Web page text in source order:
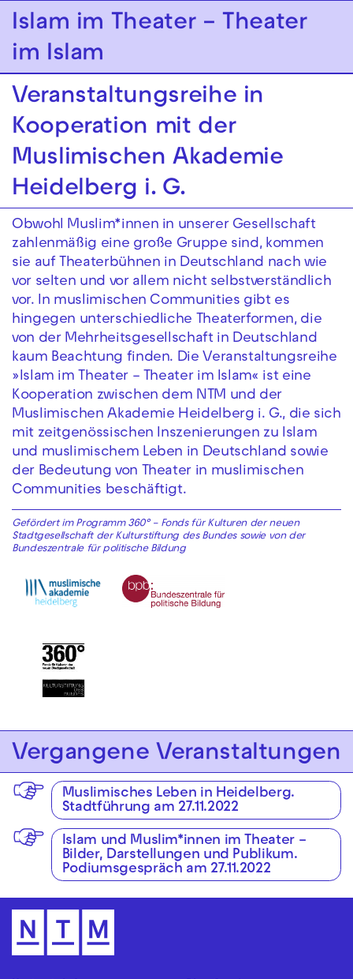
Zur Hauptnavigation springen
Zum Hauptinhalt springen
Islam im Theater – Theater
im Islam
Veranstaltungsreihe in
Kooperation mit der
Muslimischen Akademie
Heidelberg i. G.
Obwohl Muslim*innen in unserer Gesellschaft
zahlenmäßig eine große Gruppe sind, kommen
sie auf Theaterbühnen in Deutschland nach wie
vor selten und vor allem nicht selbstverständlich
vor. In muslimischen Communities gibt es
hingegen unterschiedliche Theaterformen, die
von der Mehrheitsgesellschaft in Deutschland
kaum Beachtung finden. Die Veranstaltungsreihe
»Islam im Theater – Theater im Islam« ist eine
Kooperation zwischen dem NTM und der
Muslimischen Akademie Heidelberg i. G., die sich
mit zeitgenössischen Inszenierungen zu Islam
und muslimischem Leben in Deutschland sowie
der Bedeutung von Theater in muslimischen
Communities beschäftigt.
Gefördert im Programm 360° – Fonds für Kulturen der neuen
Stadtgesellschaft der Kulturstiftung des Bundes sowie von der
Bundeszentrale für politische Bildung
Vergangene Veranstaltungen
Muslimisches Leben in Heidelberg.
Stadtführung am 27.11.2022
Islam und Muslim*innen im Theater –
Bilder, Darstellungen und Publikum.
Podiumsgespräch am 27.11.2022